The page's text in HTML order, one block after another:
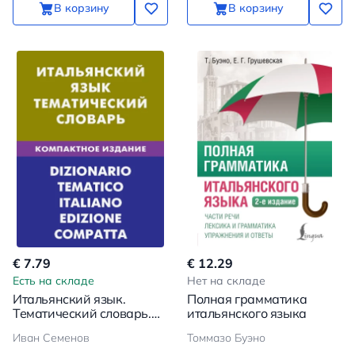
В корзину В корзину
€ 7.79
Есть на складе
Итальянский язык.
Тематический словарь.
Иван Семенов
€ 12.29
Нет на складе
Полная грамматика
итальянского языка
Томмазо Буэно